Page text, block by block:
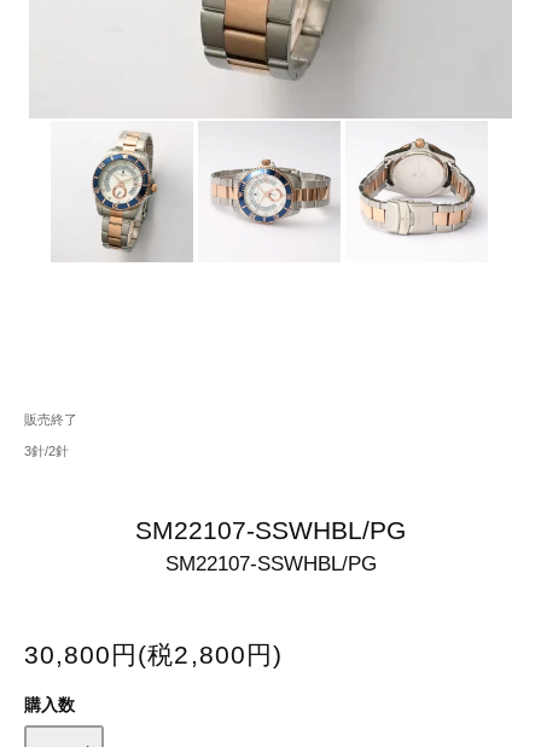
販売終了
3針/2針
SM22107-SSWHBL/PG
SM22107-SSWHBL/PG
30,800円(税2,800円)
購入数